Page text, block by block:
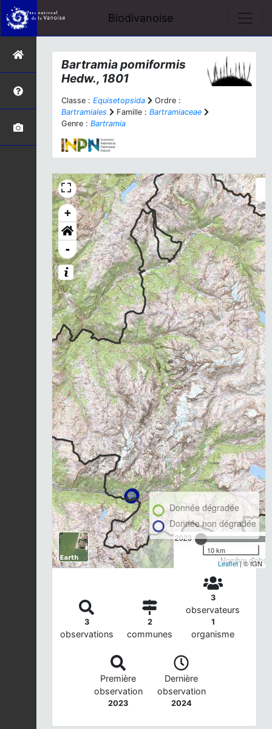
Biodivanoise
Bartramia pomiformis
Hedw., 1801
Classe : Equisetopsida
Ordre :
Bartramiales
Famille : Bartramiaceae
Genre : Bartramia
+
-
2023
Nombre
Donnée dégradée
Donnée non dégradée
10 km
Leaflet| © IGN
3
observations
2
communes
3
observateurs
1
organisme
Première
observation
2023
Dernière
observation
2024